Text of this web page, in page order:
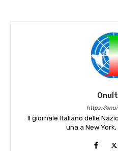
https://
Il giornale Italiano delle
una a New York,